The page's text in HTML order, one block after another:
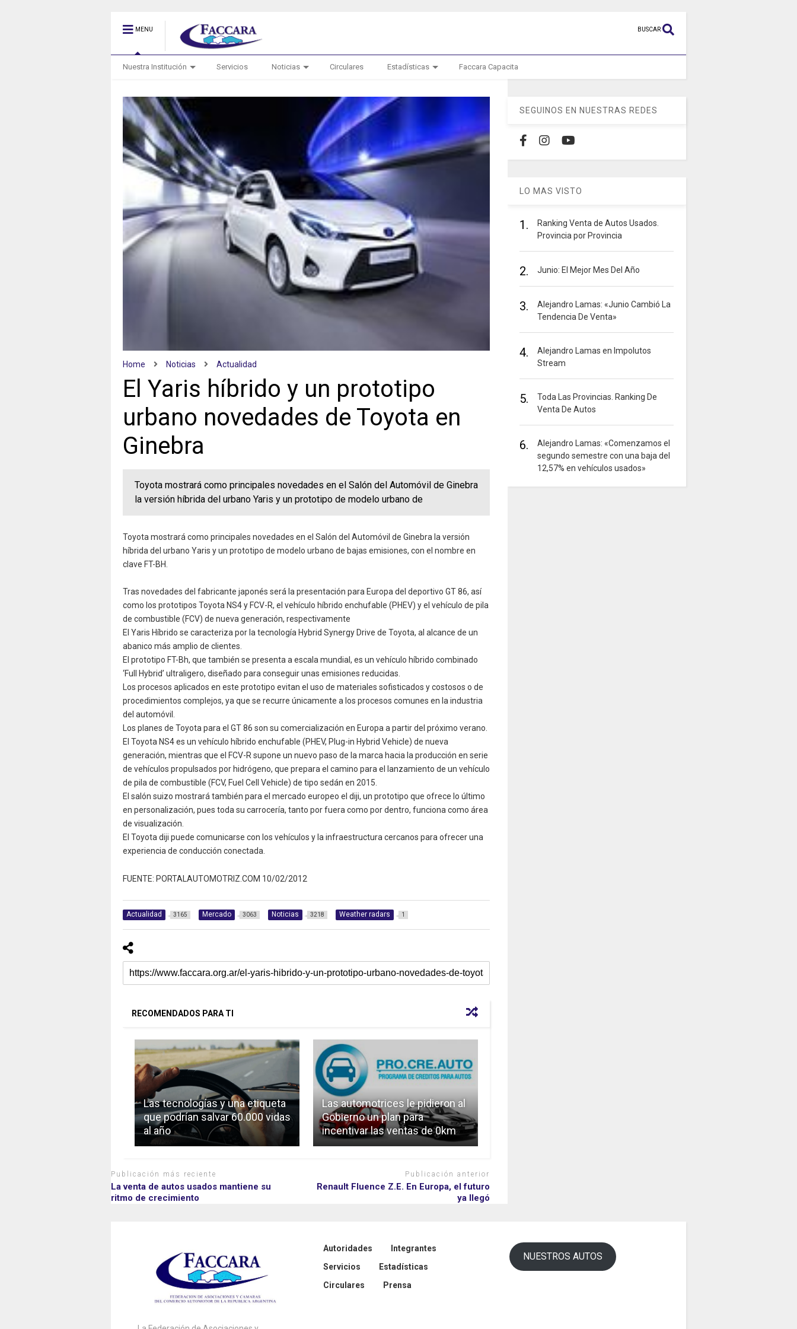
MENU BUSCAR
Nuestra Institución Servicios Noticias Circulares Estadísticas Faccara Capacita
Home Noticias Actualidad
El Yaris híbrido y un prototipo
urbano novedades de Toyota en
Ginebra
Toyota mostrará como principales novedades en el Salón del Automóvil de Ginebra
la versión híbrida del urbano Yaris y un prototipo de modelo urbano de
Toyota mostrará como principales novedades en el Salón del Automóvil de Ginebra la versión
híbrida del urbano Yaris y un prototipo de modelo urbano de bajas emisiones, con el nombre en
clave FT-BH.
Tras novedades del fabricante japonés será la presentación para Europa del deportivo GT 86, así
como los prototipos Toyota NS4 y FCV-R, el vehículo híbrido enchufable (PHEV) y el vehículo de pila
de combustible (FCV) de nueva generación, respectivamente
El Yaris Híbrido se caracteriza por la tecnología Hybrid Synergy Drive de Toyota, al alcance de un
abanico más amplio de clientes.
El prototipo FT-Bh, que también se presenta a escala mundial, es un vehículo híbrido combinado
‘Full Hybrid’ ultraligero, diseñado para conseguir unas emisiones reducidas.
Los procesos aplicados en este prototipo evitan el uso de materiales sofisticados y costosos o de
procedimientos complejos, ya que se recurre únicamente a los procesos comunes en la industria
del automóvil.
Los planes de Toyota para el GT 86 son su comercialización en Europa a partir del próximo verano.
El Toyota NS4 es un vehículo híbrido enchufable (PHEV, Plug-in Hybrid Vehicle) de nueva
generación, mientras que el FCV-R supone un nuevo paso de la marca hacia la producción en serie
de vehículos propulsados por hidrógeno, que prepara el camino para el lanzamiento de un vehículo
de pila de combustible (FCV, Fuel Cell Vehicle) de tipo sedán en 2015.
El salón suizo mostrará también para el mercado europeo el diji, un prototipo que ofrece lo último
en personalización, pues toda su carrocería, tanto por fuera como por dentro, funciona como área
de visualización.
El Toyota diji puede comunicarse con los vehículos y la infraestructura cercanos para ofrecer una
experiencia de conducción conectada.
FUENTE: PORTALAUTOMOTRIZ.COM 10/02/2012
Actualidad 3165 Mercado 3063 Noticias 3218 Weather radars 1
RECOMENDADOS PARA TI
Las tecnologías y una etiqueta
que podrían salvar 60.000 vidas
al año
Las automotrices le pidieron al
Gobierno un plan para
incentivar las ventas de 0km
Publicación más reciente
La venta de autos usados mantiene su
ritmo de crecimiento
Publicación anterior
Renault Fluence Z.E. En Europa, el futuro
ya llegó
SEGUINOS EN NUESTRAS REDES
LO MAS VISTO
1.
Ranking Venta de Autos Usados.
Provincia por Provincia
2. Junio: El Mejor Mes Del Año
3.
Alejandro Lamas: «Junio Cambió La
Tendencia De Venta»
4.
Alejandro Lamas en Impolutos
Stream
5.
Toda Las Provincias. Ranking De
Venta De Autos
6.
Alejandro Lamas: «Comenzamos el
segundo semestre con una baja del
12,57% en vehículos usados»
Autoridades
Integrantes
Servicios
Estadísticas
Circulares
Prensa
NUESTROS AUTOS